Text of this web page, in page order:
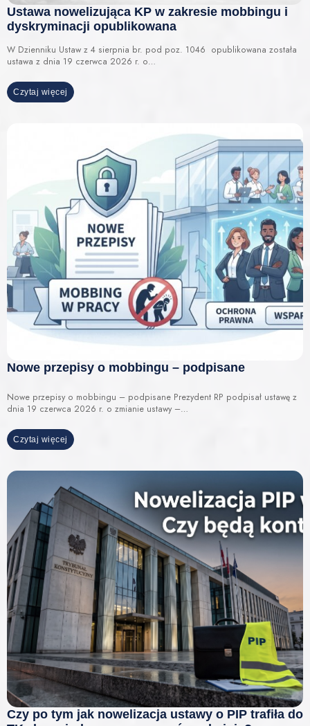
Ustawa nowelizująca KP w zakresie mobbingu i
dyskryminacji opublikowana
W Dzienniku Ustaw z 4 sierpnia br. pod poz. 1046 opublikowana została
ustawa z dnia 19 czerwca 2026 r. o…
Czytaj więcej
Nowe przepisy o mobbingu – podpisane
Nowe przepisy o mobbingu – podpisane Prezydent RP podpisał ustawę z
dnia 19 czerwca 2026 r. o zmianie ustawy –…
Czytaj więcej
Czy po tym jak nowelizacja ustawy o PIP trafiła do